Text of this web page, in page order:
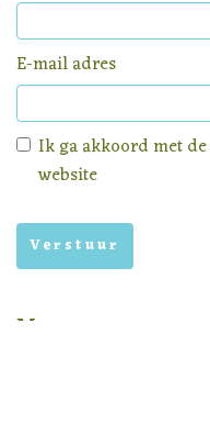
E-mail adres
Ik ga akkoord met de
website
Menu